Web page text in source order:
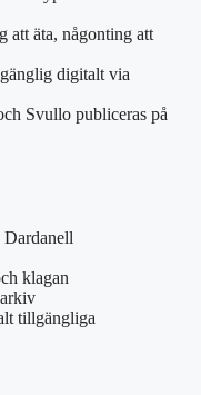
att äta, någonting att
digitalt via
Svullo publiceras på
Dardanell
klagan
tillgängliga